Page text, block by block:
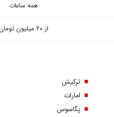
همه ساعات
از ۲۰ میلیون تومان
ترکیش
امارات
پگاسوس